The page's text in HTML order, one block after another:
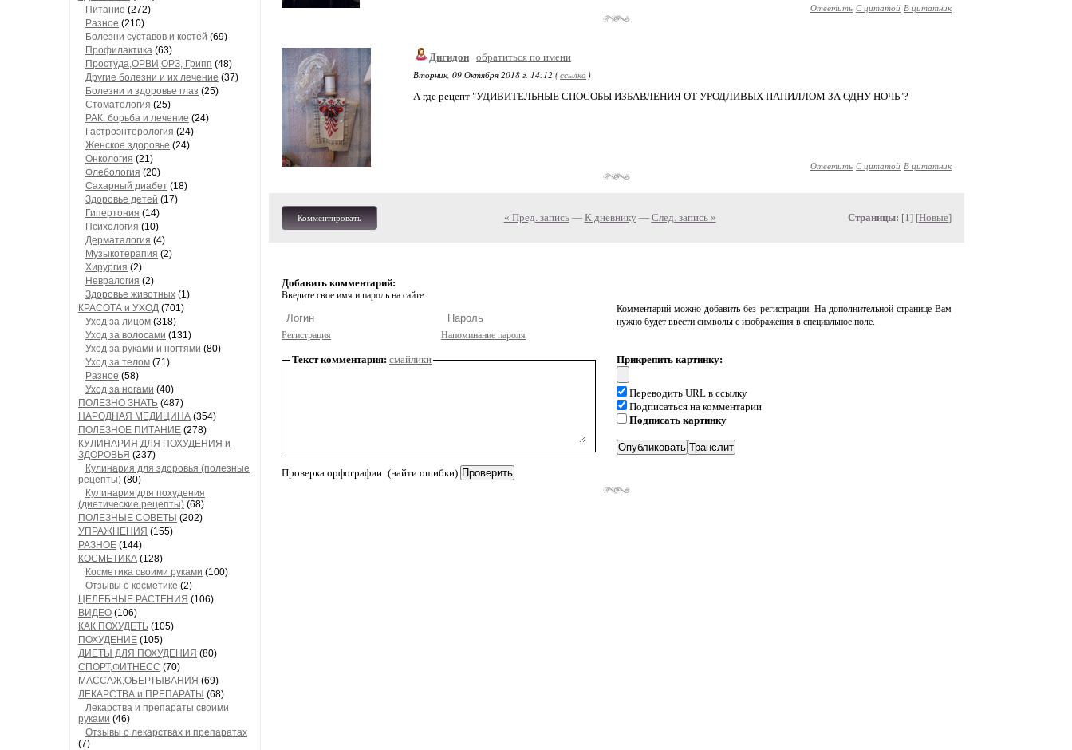
Питание (272)
Разное (210)
Болезни суставов и костей (69)
Профилактика (63)
Простуда,ОРВИ,ОРЗ, Грипп (48)
Другие болезни и их лечение (37)
Болезни и здоровье глаз (25)
Стоматология (25)
РАК: борьба и лечение (24)
Гастроэнтерология (24)
Женское здоровье (24)
Онкология (21)
Флебология (20)
Сахарный диабет (18)
Здоровье детей (17)
Гипертония (14)
Психология (10)
Дерматалогия (4)
Музыкотерапия (2)
Хирургия (2)
Невралогия (2)
Здоровье животных (1)
КРАСОТА и УХОД (701)
Уход за лицом (318)
Уход за волосами (131)
Уход за руками и ногтями (80)
Уход за телом (71)
Разное (58)
Уход за ногами (40)
ПОЛЕЗНО ЗНАТЬ (487)
НАРОДНАЯ МЕДИЦИНА (354)
ПОЛЕЗНОЕ ПИТАНИЕ (278)
КУЛИНАРИЯ ДЛЯ ПОХУДЕНИЯ и
ЗДОРОВЬЯ (237)
Кулинария для здоровья (полезные
рецепты) (80)
Кулинария для похудения
(диетические рецепты) (68)
ПОЛЕЗНЫЕ СОВЕТЫ (202)
УПРАЖНЕНИЯ (155)
РАЗНОЕ (144)
КОСМЕТИКА (128)
Косметика своими руками (100)
Отзывы о косметике (2)
ЦЕЛЕБНЫЕ РАСТЕНИЯ (106)
ВИДЕО (106)
КАК ПОХУДЕТЬ (105)
ПОХУДЕНИЕ (105)
ДИЕТЫ ДЛЯ ПОХУДЕНИЯ (80)
СПОРТ,ФИТНЕСС (70)
МАССАЖ,ОБЕРТЫВАНИЯ (69)
ЛЕКАРСТВА и ПРЕПАРАТЫ (68)
Лекарства и препараты своими
руками (46)
Отзывы о лекарствах и препаратах
(7)
Ответить С цитатой В цитатник
Дигидон обратиться по имени
Вторник, 09 Октября 2018 г. 14:12 (ссылка )
А где рецепт "УДИВИТЕЛЬНЫЕ СПОСОБЫ ИЗБАВЛЕНИЯ ОТ УРОДЛИВЫХ ПАПИЛЛОМ ЗА ОДНУ НОЧЬ"?
Ответить С цитатой В цитатник
Комментировать « Пред. запись— К дневнику — След. запись » Страницы: [1] [Новые]
Добавить комментарий:
Введите свое имя и пароль на сайте:
Регистрация Напоминание пароля
Комментарий можно добавить без регистрации. На дополнительной странице Вам
нужно будет ввести символы с изображения в специальное поле.
Текст комментария: смайлики
Проверка орфографии: (найти ошибки)
Прикрепить картинку:
Переводить URL в ссылку
Подписаться на комментарии
Подписать картинку